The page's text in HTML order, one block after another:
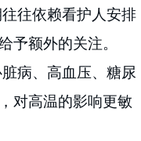
往依赖看护人安排
予额外的关注。
病、高血压、糖尿
对高温的影响更敏